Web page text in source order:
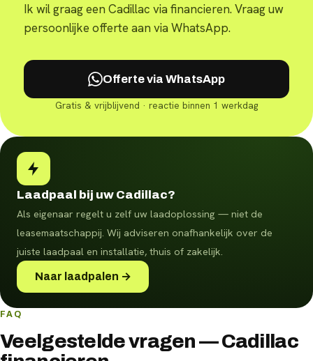
Ik wil graag een Cadillac via financieren. Vraag uw
persoonlijke offerte aan via WhatsApp.
Offerte via WhatsApp
Gratis & vrijblijvend · reactie binnen 1 werkdag
Laadpaal bij uw Cadillac?
Als eigenaar regelt u zelf uw laadoplossing — niet de
leasemaatschappij. Wij adviseren onafhankelijk over de
juiste laadpaal en installatie, thuis of zakelijk.
Naar laadpalen →
FAQ
Veelgestelde vragen — Cadillac